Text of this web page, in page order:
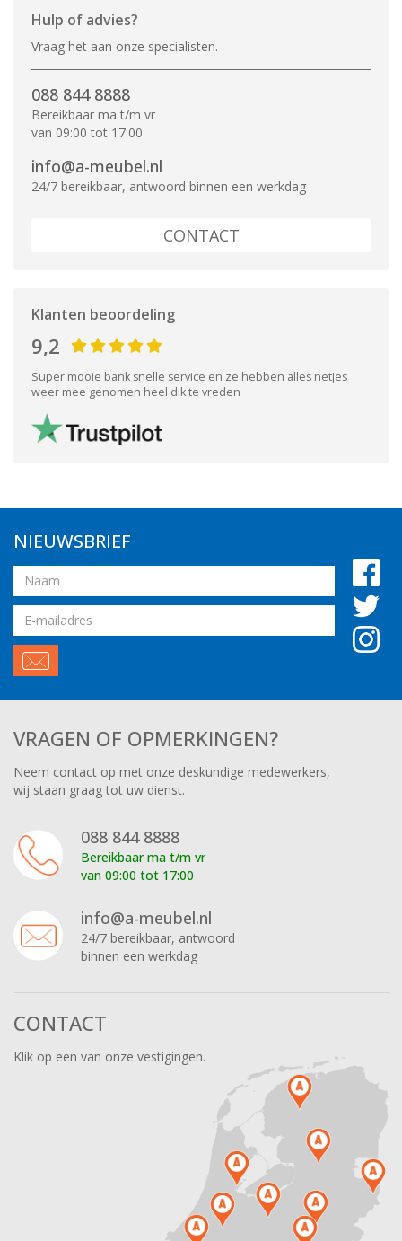
Hulp of advies?
Vraag het aan onze specialisten.
088 844 8888
Bereikbaar ma t/m vr
van 09:00 tot 17:00
info@a-meubel.nl
24/7 bereikbaar, antwoord binnen een werkdag
CONTACT
Klanten beoordeling
9,2
Super mooie bank snelle service en ze hebben alles netjes
weer mee genomen heel dik te vreden
NIEUWSBRIEF
Naam
Email
VRAGEN OF OPMERKINGEN?
Neem contact op met onze deskundige medewerkers,
wij staan graag tot uw dienst.
088 844 8888
Bereikbaar ma t/m vr
van 09:00 tot 17:00
info@a-meubel.nl
24/7 bereikbaar, antwoord
binnen een werkdag
CONTACT
Klik op een van onze vestigingen.